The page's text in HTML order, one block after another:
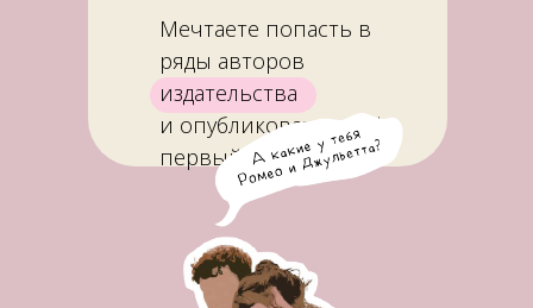
Мечтаете попасть в
ряды авторов
издательства
и опубликовать свой
первый роман